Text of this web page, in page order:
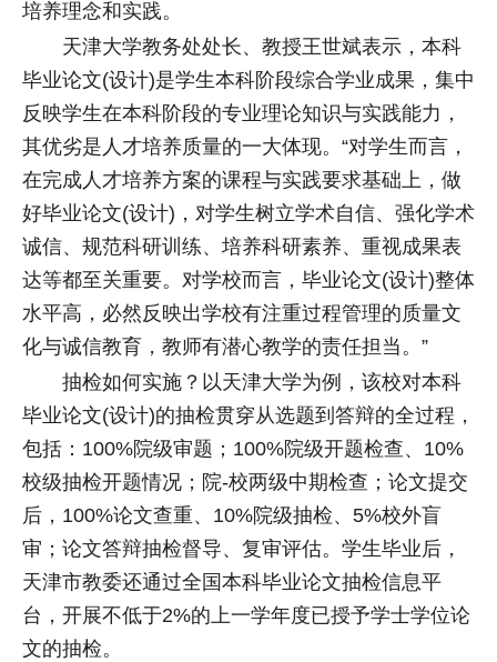
培养理念和实践。
天津大学教务处处长、教授王世斌表示，本科
毕业论文(设计)是学生本科阶段综合学业成果，集中
反映学生在本科阶段的专业理论知识与实践能力，
其优劣是人才培养质量的一大体现。“对学生而言，
在完成人才培养方案的课程与实践要求基础上，做
好毕业论文(设计)，对学生树立学术自信、强化学术
诚信、规范科研训练、培养科研素养、重视成果表
达等都至关重要。对学校而言，毕业论文(设计)整体
水平高，必然反映出学校有注重过程管理的质量文
化与诚信教育，教师有潜心教学的责任担当。”
抽检如何实施？以天津大学为例，该校对本科
毕业论文(设计)的抽检贯穿从选题到答辩的全过程，
包括：100%院级审题；100%院级开题检查、10%
校级抽检开题情况；院-校两级中期检查；论文提交
后，100%论文查重、10%院级抽检、5%校外盲
审；论文答辩抽检督导、复审评估。学生毕业后，
天津市教委还通过全国本科毕业论文抽检信息平
台，开展不低于2%的上一学年度已授予学士学位论
文的抽检。